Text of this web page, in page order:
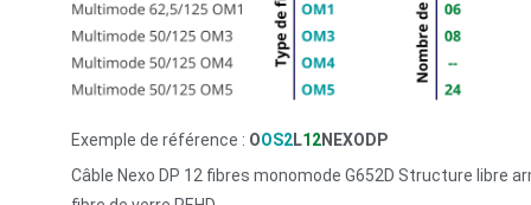
Exemple de référence : OOS2L12NEXODP
Câble Nexo DP 12 fibres monomode G652D Structure libre